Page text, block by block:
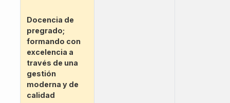
Docencia de
pregrado;
formando con
excelencia a
través de una
gestión
moderna y de
calidad